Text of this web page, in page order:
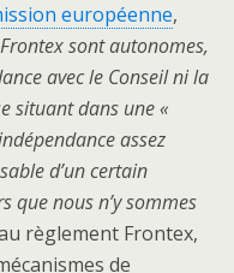
européenne,
sont autonomes,
avec le Conseil ni la
situant dans une «
assez
d’un certain
que nous n’y sommes
règlement Frontex,
de